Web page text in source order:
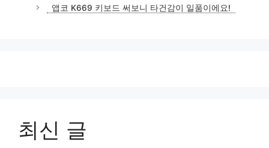
앱코 K669 키보드 써보니 타건감이 일품이에요!
최신 글